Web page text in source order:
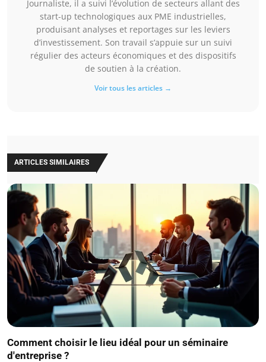
Journaliste, il a suivi l’évolution de secteurs allant des
start-up technologiques aux PME industrielles,
produisant analyses et reportages sur les leviers
d’investissement. Son travail s’appuie sur un suivi
régulier des acteurs économiques et des dispositifs
de soutien à la création.
Voir tous les articles →
ARTICLES SIMILAIRES
Comment choisir le lieu idéal pour un séminaire
d'entreprise ?